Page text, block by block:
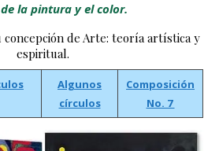
la pintura y el color.
concepción de Arte: teoría artística y
espiritual.
Algunos
círculos
Composición
No. 7